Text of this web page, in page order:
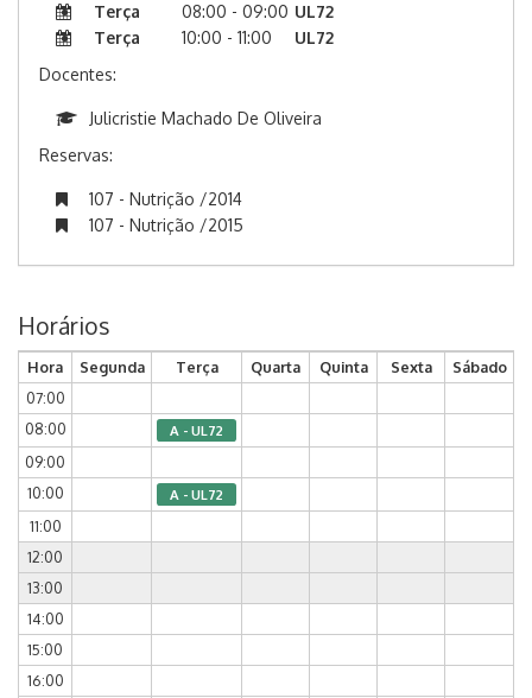
Terça 08:00 - 09:00 UL72
Terça
10:00 - 11:00
UL72
Docentes:
Julicristie Machado De Oliveira
Reservas:
107 - Nutrição /2014
107 - Nutrição /2015
Horários
Hora Segunda Terça Quarta Quinta Sexta
Sábado
07:00
08:00
A - UL72
09:00
10:00
A - UL72
11:00
12:00
13:00
14:00
15:00
16:00